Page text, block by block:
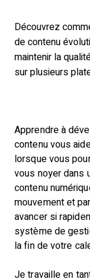
Découvrez
de contenu
maintenir la
sur plusieurs
Apprendre à
contenu vous
lorsque vous
vous noyer dans
contenu
mouvement et
avancer si
système de
la fin de votre
Je travaille en